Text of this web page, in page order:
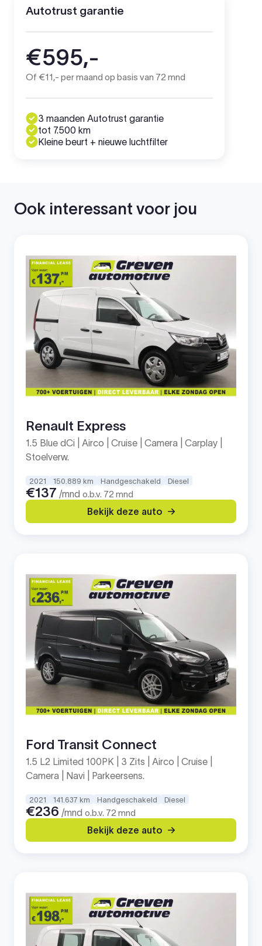
Autotrust garantie
€595,-
Of €11,- per maand op basis van 72 mnd
3 maanden Autotrust garantie
tot 7.500 km
Kleine beurt + nieuwe luchtfilter
Ook interessant voor jou
Renault Express
1.5 Blue dCi | Airco | Cruise | Camera | Carplay |
Stoelverw.
2021 150.889 km Handgeschakeld Diesel
€137 /mnd o.b.v. 72 mnd
Bekijk deze auto
Ford Transit Connect
1.5 L2 Limited 100PK | 3 Zits | Airco | Cruise |
Camera | Navi | Parkeersens.
2021 141.637 km Handgeschakeld Diesel
€236 /mnd o.b.v. 72 mnd
Bekijk deze auto